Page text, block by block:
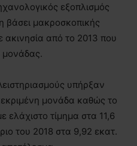
εξοπλισμός
βάσει μακροσκοπικής
ακινησία από το 2013 που
μονάδας.
υπήρξαν
μονάδα καθώς το
ελάχιστο τίμημα στα 11,6
του 2018 στα 9,92 εκατ.